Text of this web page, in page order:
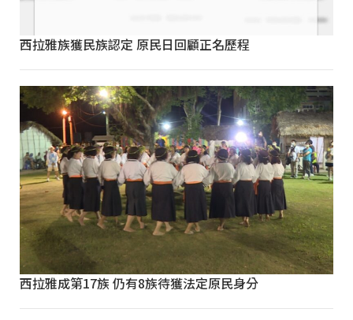
西拉雅族獲民族認定 原民日回顧正名歷程
西拉雅成第17族 仍有8族待獲法定原民身分